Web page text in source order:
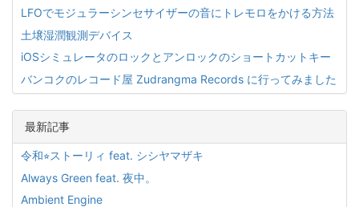
LFOでモジュラーシンセサイザーの音にトレモロをかける方法
土壌湿潤観測デバイス
iOSシミュレータのロックとアンロックのショートカットキー
バンコクのレコード屋 Zudrangma Records に行ってみました
最新記事
令和⭐︎ストーリィ feat. シシヤマザキ
Always Green feat. 夜中。
Ambient Engine